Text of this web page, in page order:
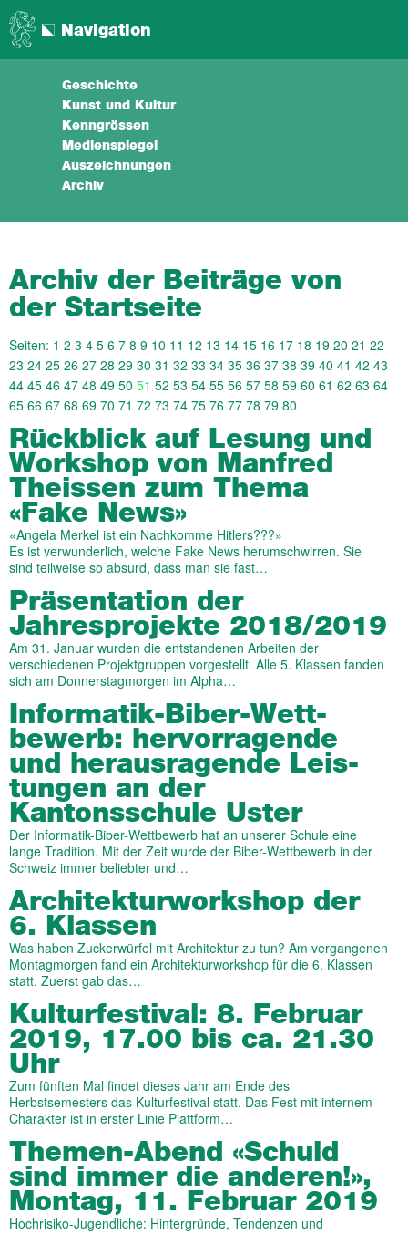
Navigation
Geschichte
Kunst und Kultur
Kenngrössen
Medienspiegel
Auszeichnungen
Archiv
Archiv der Beiträge von
der Startseite
Seiten: 1 2 3 4 5 6 7 8 9 10 11 12 13 14 15 16 17 18 19 20 21 22
23 24 25 26 27 28 29 30 31 32 33 34 35 36 37 38 39 40 41 42 43
44 45 46 47 48 49 50 51 52 53 54 55 56 57 58 59 60 61 62 63 64
65 66 67 68 69 70 71 72 73 74 75 76 77 78 79 80
Rückblick auf Lesung und
Workshop von Manfred
Theissen zum Thema
«Fake News»
«Angela Merkel ist ein Nachkomme Hitlers???»
Es ist verwunderlich, welche Fake News herumschwirren. Sie
sind teilweise so absurd, dass man sie fast…
Präsentation der
Jahresprojekte 2018/2019
Am 31. Januar wurden die entstandenen Arbeiten der
verschiedenen Projektgruppen vorgestellt. Alle 5. Klassen fanden
sich am Donnerstagmorgen im Alpha…
Informatik-Biber-Wett­
bewerb: her­vor­ragende
und heraus­ragende Leis­
tungen an der
Kantonsschule Uster
Der Informatik-Biber-Wettbewerb hat an unserer Schule eine
lange Tradition. Mit der Zeit wurde der Biber-Wettbewerb in der
Schweiz immer beliebter und…
Architektur­work­shop der
6. Klassen
Was haben Zuckerwürfel mit Architektur zu tun? Am vergangenen
Montagmorgen fand ein Architekturworkshop für die 6. Klassen
statt. Zuerst gab das…
Kultur­festival: 8. Februar
2019, 17.00 bis ca. 21.30
Uhr
Zum fünften Mal findet dieses Jahr am Ende des
Herbstsemesters das Kulturfestival statt. Das Fest mit internem
Charakter ist in erster Linie Plattform…
Themen-Abend «Schuld
sind immer die anderen!»,
Montag, 11. Februar 2019
Hochrisiko-Jugendliche: Hintergründe, Tendenzen und